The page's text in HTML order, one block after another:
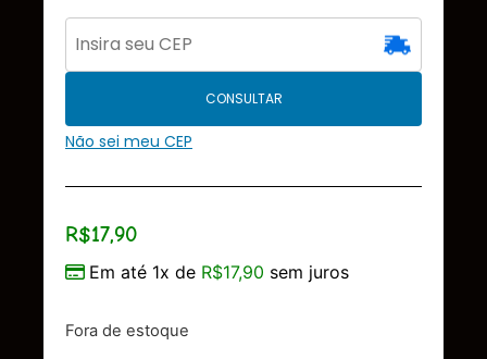
CONSULTAR
Não sei meu CEP
R$17,90
Em até 1x de R$17,90 sem juros
Fora de estoque